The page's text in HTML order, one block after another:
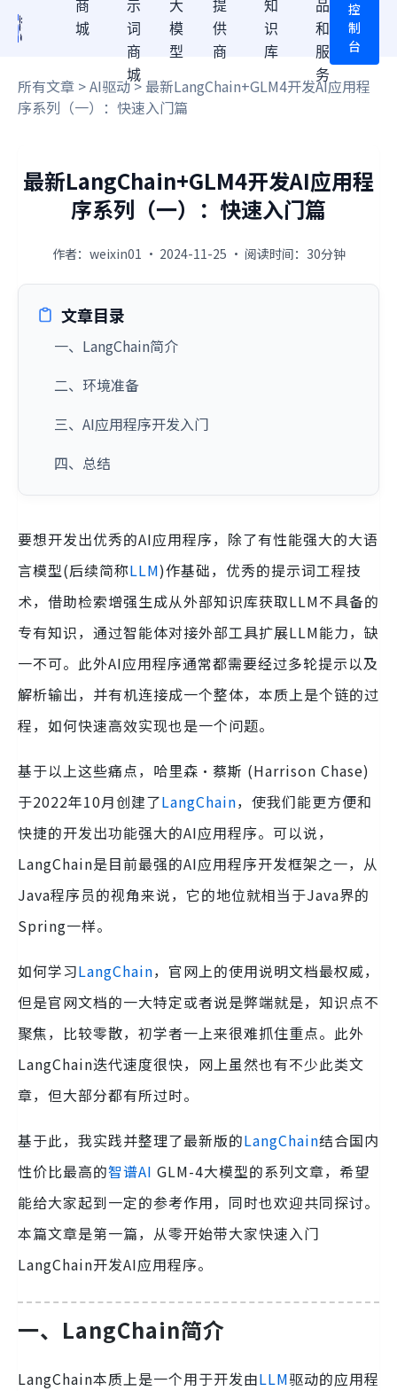
商
城
示
词
商
城
大
模
型
提
供
商
知
识
库
品
和
服
务
控
制
台
所有文章 >AI驱动> 最新LangChain+GLM4开发AI应用程
序系列（一）：快速入门篇
最新LangChain+GLM4开发AI应用程
序系列（一）：快速入门篇
作者：weixin01 · 2024-11-25 · 阅读时间：30分钟
文章目录
一、LangChain简介
二、环境准备
三、AI应用程序开发入门
四、总结
要想开发出优秀的AI应用程序，除了有性能强大的大语
言模型(后续简称LLM)作基础，优秀的提示词工程技
术，借助检索增强生成从外部知识库获取LLM不具备的
专有知识，通过智能体对接外部工具扩展LLM能力，缺
一不可。此外AI应用程序通常都需要经过多轮提示以及
解析输出，并有机连接成一个整体，本质上是个链的过
程，如何快速高效实现也是一个问题。
基于以上这些痛点，哈里森·蔡斯 (Harrison Chase)
于2022年10月创建了LangChain，使我们能更方便和
快捷的开发出功能强大的AI应用程序。可以说，
LangChain是目前最强的AI应用程序开发框架之一，从
Java程序员的视角来说，它的地位就相当于Java界的
Spring一样。
如何学习LangChain，官网上的使用说明文档最权威，
但是官网文档的一大特定或者说是弊端就是，知识点不
聚焦，比较零散，初学者一上来很难抓住重点。此外
LangChain迭代速度很快，网上虽然也有不少此类文
章，但大部分都有所过时。
基于此，我实践并整理了最新版的LangChain结合国内
性价比最高的智谱AI GLM-4大模型的系列文章，希望
能给大家起到一定的参考作用，同时也欢迎共同探讨。
本篇文章是第一篇，从零开始带大家快速入门
LangChain开发AI应用程序。
一、LangChain简介
LangChain本质上是一个用于开发由LLM驱动的应用程